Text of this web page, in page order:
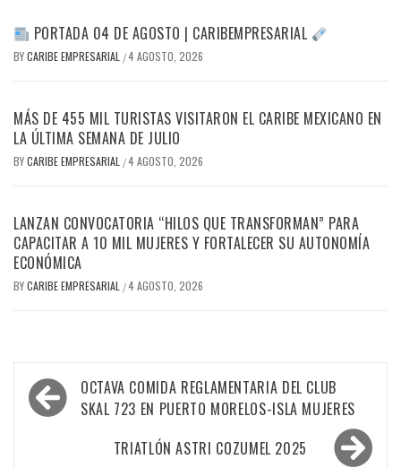
PORTADA 04 DE AGOSTO | CARIBEMPRESARIAL
BYCARIBE EMPRESARIAL /4 AGOSTO, 2026
MÁS DE 455 MIL TURISTAS VISITARON EL CARIBE MEXICANO EN
LA ÚLTIMA SEMANA DE JULIO
BYCARIBE EMPRESARIAL /4 AGOSTO, 2026
LANZAN CONVOCATORIA “HILOS QUE TRANSFORMAN” PARA
CAPACITAR A 10 MIL MUJERES Y FORTALECER SU AUTONOMÍA
ECONÓMICA
BYCARIBE EMPRESARIAL /4 AGOSTO, 2026
Navegación
de
OCTAVA COMIDA REGLAMENTARIA DEL CLUB
SKAL 723 EN PUERTO MORELOS-ISLA MUJERES
TRIATLÓN ASTRI COZUMEL 2025